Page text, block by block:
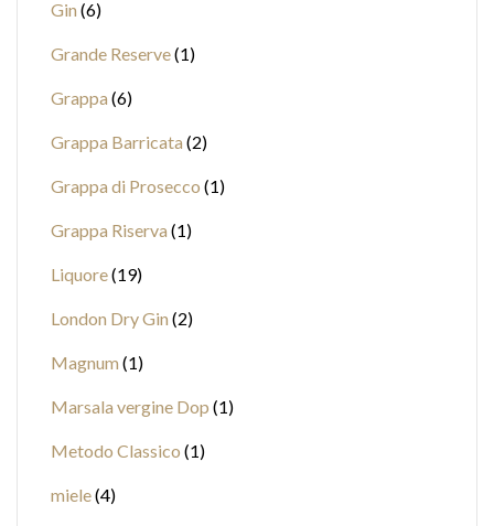
Gin 6
Grande Reserve 1
Grappa 6
Grappa Barricata 2
Grappa di Prosecco 1
Grappa Riserva 1
Liquore 19
London Dry Gin 2
Magnum 1
Marsala vergine Dop 1
Metodo Classico 1
miele 4